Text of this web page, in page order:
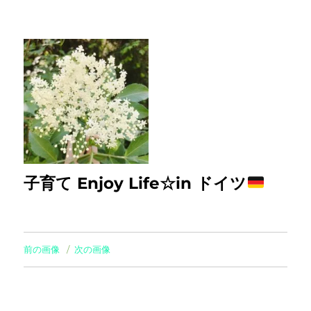
子育て Enjoy Life☆in ドイツ
前の画像 次の画像